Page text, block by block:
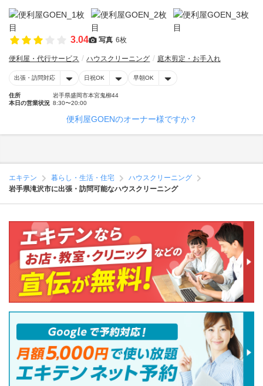
3.04 写真 6枚
便利屋・代行サービス ハウスクリーニング 庭木剪定・お手入れ
出張・訪問対応 日祝OK 早朝OK
住所
岩手県盛岡市本宮鬼柳44
本日の営業状況 8:30〜20:00
便利屋GOENのオーナー様ですか？
エキテン 暮らし・生活・住宅
ハウスクリーニング
岩手県滝沢市に出張・訪問可能なハウスクリーニング